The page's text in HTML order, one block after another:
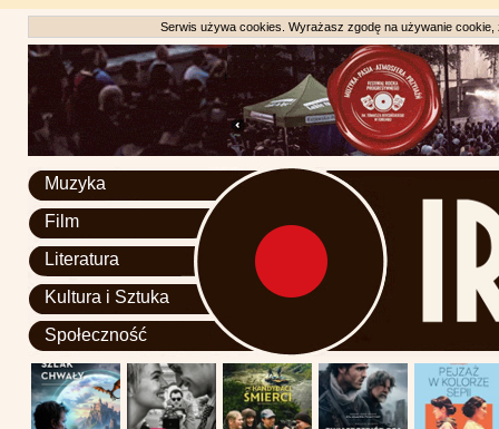
Serwis używa cookies. Wyrażasz zgodę na używanie
Muzyka
Film
Literatura
Kultura i Sztuka
Społeczność